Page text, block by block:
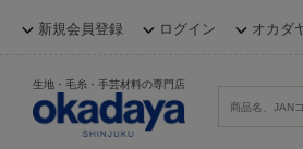
新規会員登録 ログイン オカダ
生地・毛糸・手芸材料の専門店